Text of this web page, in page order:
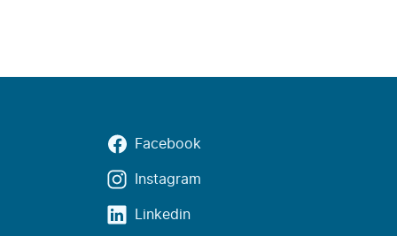
Facebook
Instagram
Linkedin